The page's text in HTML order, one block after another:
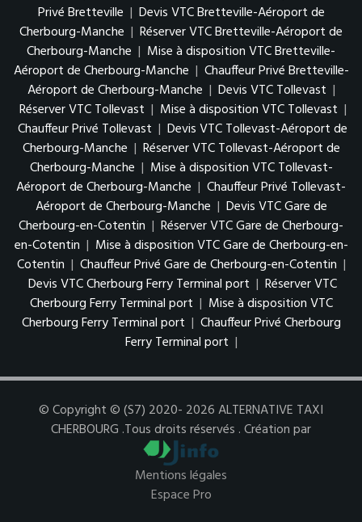
Privé Bretteville | Devis VTC Bretteville-Aéroport de
Cherbourg-Manche | Réserver VTC Bretteville-Aéroport de
Cherbourg-Manche | Mise à disposition VTC Bretteville-
Aéroport de Cherbourg-Manche | Chauffeur Privé Bretteville-
Aéroport de Cherbourg-Manche | Devis VTC Tollevast |
Réserver VTC Tollevast | Mise à disposition VTC Tollevast |
Chauffeur Privé Tollevast | Devis VTC Tollevast-Aéroport de
Cherbourg-Manche | Réserver VTC Tollevast-Aéroport de
Cherbourg-Manche | Mise à disposition VTC Tollevast-
Aéroport de Cherbourg-Manche | Chauffeur Privé Tollevast-
Aéroport de Cherbourg-Manche | Devis VTC Gare de
Cherbourg-en-Cotentin | Réserver VTC Gare de Cherbourg-
en-Cotentin | Mise à disposition VTC Gare de Cherbourg-en-
Cotentin | Chauffeur Privé Gare de Cherbourg-en-Cotentin |
Devis VTC Cherbourg Ferry Terminal port | Réserver VTC
Cherbourg Ferry Terminal port | Mise à disposition VTC
Cherbourg Ferry Terminal port | Chauffeur Privé Cherbourg
Ferry Terminal port |
© Copyright © (S7) 2020- 2026 ALTERNATIVE TAXI
CHERBOURG .Tous droits réservés . Création par
Mentions légales
Espace Pro